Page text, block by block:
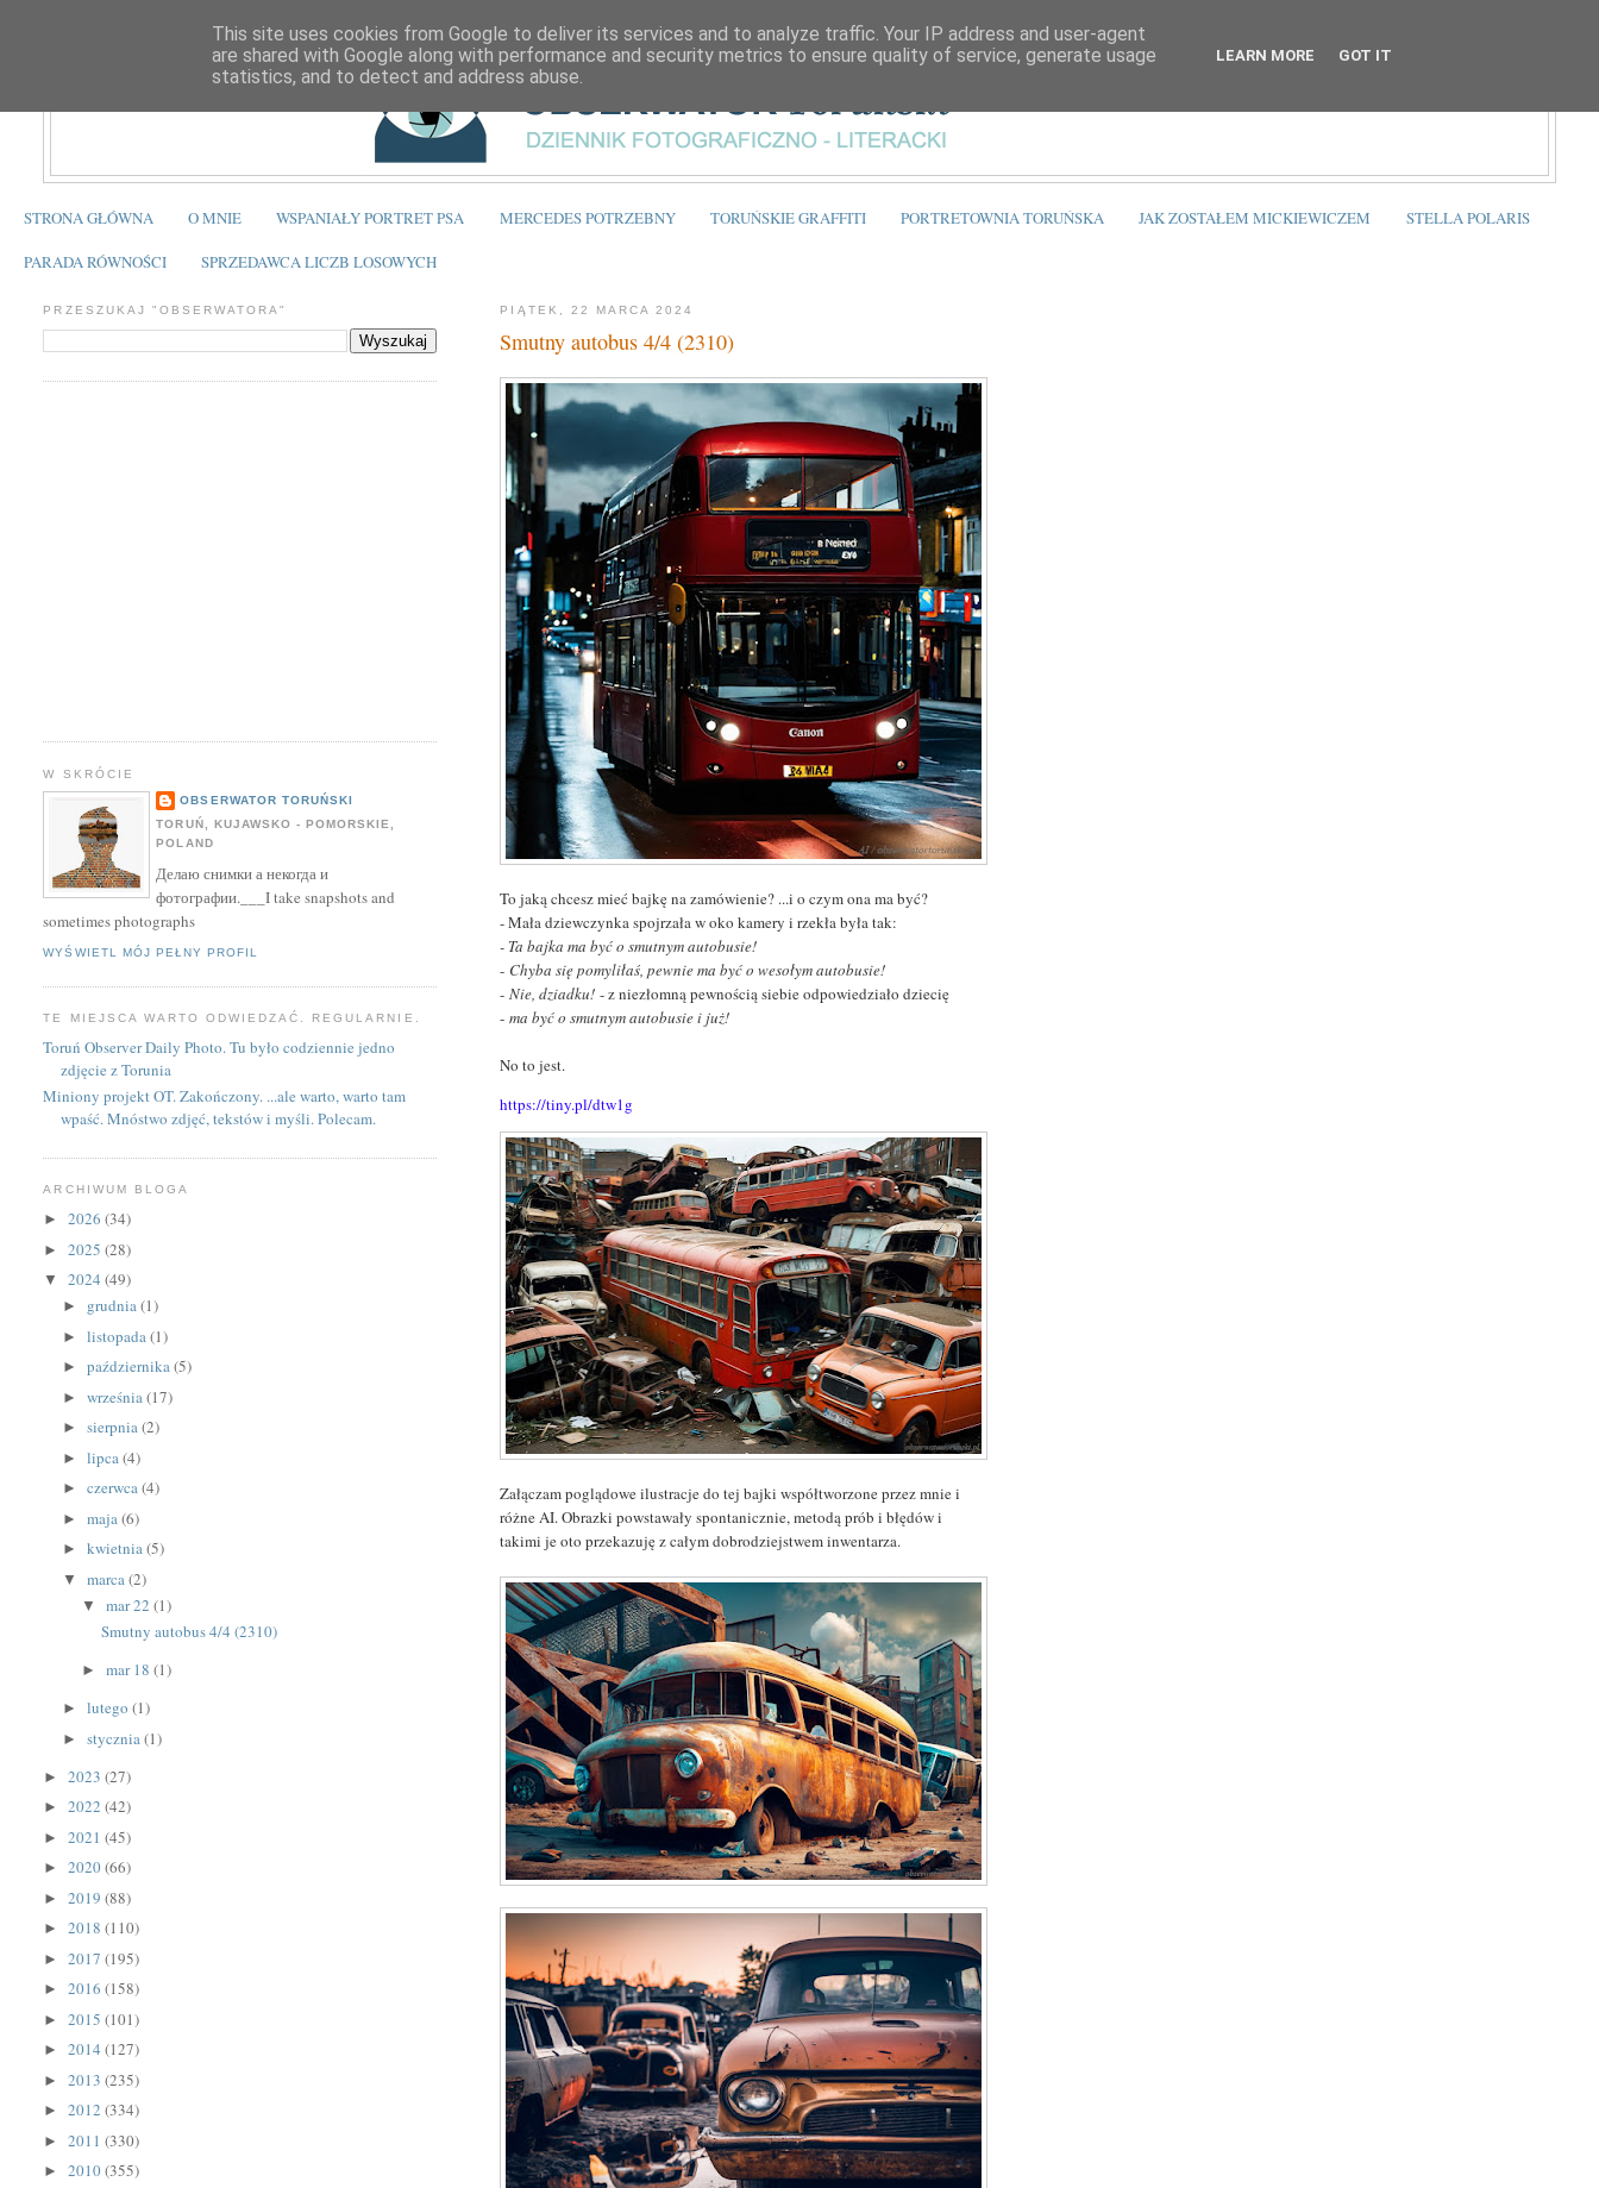
STRONA GŁÓWNA O MNIE WSPANIAŁY PORTRET PSA MERCEDES POTRZEBNY TORUŃSKIE GRAFFITI PORTRETOWNIA TORUŃSKA JAK ZOSTAŁEM MICKIEWICZEM STELLA POLARIS
PARADA RÓWNOŚCI SPRZEDAWCA LICZB LOSOWYCH
PIĄTEK, 22 MARCA 2024
Smutny autobus 4/4 (2310)
To jaką chcesz mieć bajkę na zamówienie? ...i o czym ona ma być?
- Mała dziewczynka spojrzała w oko kamery i rzekła była tak:
- Ta bajka ma być o smutnym autobusie!
- Chyba się pomyliłaś, pewnie ma być o wesołym autobusie!
-Nie, dziadku!- z niezłomną pewnością siebie odpowiedziało dziecię
-ma być o smutnym autobusie i już!
No to jest.
https://tiny.pl/dtw1g
Załączam poglądowe ilustracje do tej bajki współtworzone przez mnie i
różne AI. Obrazki powstawały spontanicznie, metodą prób i błędów i
takimi je oto przekazuję z całym dobrodziejstwem inwentarza.
PRZESZUKAJ "OBSERWATORA"
W SKRÓCIE
OBSERWATOR TORUŃSKI
TORUŃ, KUJAWSKO - POMORSKIE,
POLAND
Делаю снимки а некогда и
фотографии.___I take snapshots and
sometimes photographs
WYŚWIETL MÓJ PEŁNY PROFIL
TE MIEJSCA WARTO ODWIEDZAĆ. REGULARNIE.
Toruń Observer Daily Photo. Tu było codziennie jedno
zdjęcie z Torunia
Miniony projekt OT. Zakończony. ...ale warto, warto tam
wpaść. Mnóstwo zdjęć, tekstów i myśli. Polecam.
ARCHIWUM BLOGA
►2026(34)
►2025(28)
▼2024(49)
► grudnia(1)
►listopada(1)
►października(5)
►września(17)
►sierpnia(2)
►lipca(4)
►czerwca(4)
►maja(6)
►kwietnia(5)
▼marca(2)
▼ mar 22 (1)
Smutny autobus 4/4 (2310)
► mar 18 (1)
►lutego(1)
►stycznia(1)
►2023(27)
►2022(42)
►2021(45)
►2020(66)
►2019(88)
►2018(110)
►2017(195)
►2016(158)
►2015(101)
►2014(127)
►2013(235)
►2012(334)
►2011(330)
►2010(355)
This site uses cookies from Google to deliver its services and to analyze traffic. Your IP address and user-agent
are shared with Google along with performance and security metrics to ensure quality of service, generate usage
statistics, and to detect and address abuse.
LEARN MORE GOT IT